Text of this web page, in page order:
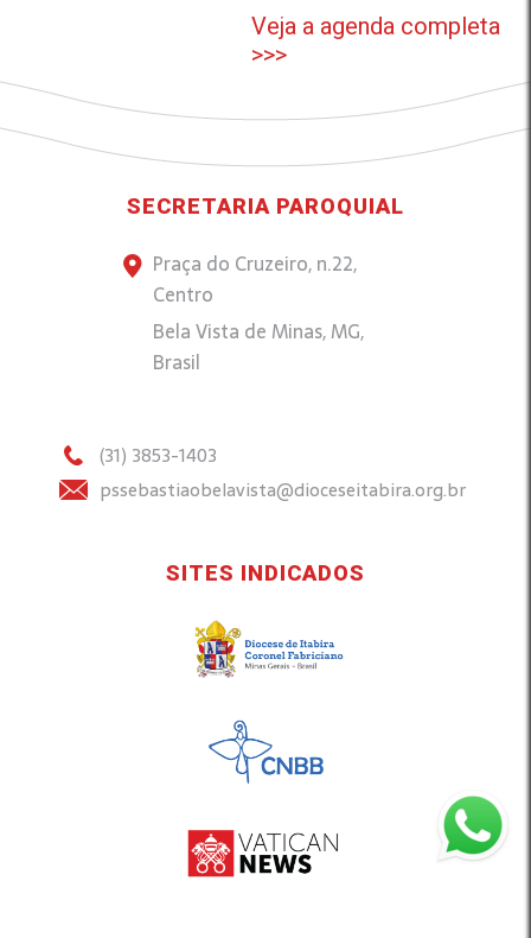
Veja a agenda completa
>>>
SECRETARIA PAROQUIAL
Praça do Cruzeiro, n.22,
Centro
Bela Vista de Minas, MG,
Brasil
(31) 3853-1403
pssebastiaobelavista@dioceseitabira.org.br
SITES INDICADOS